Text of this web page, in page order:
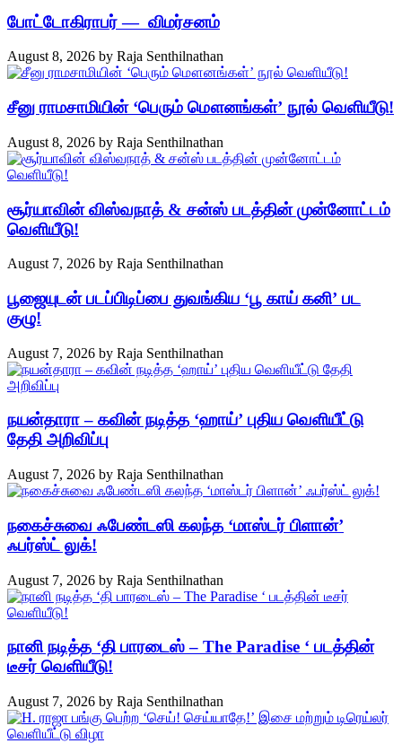
போட்டோகிராபர் — விமர்சனம்
August 8, 2026 by Raja Senthilnathan
சீனு ராமசாமியின் ‘பெரும் மௌனங்கள்’ நூல் வெளியீடு!
August 8, 2026 by Raja Senthilnathan
சூர்யாவின் விஸ்வநாத் & சன்ஸ் படத்தின் முன்னோட்டம்
வெளியீடு!
August 7, 2026 by Raja Senthilnathan
பூஜையுடன் படப்பிடிப்பை துவங்கிய ‘பூ காய் கனி’ பட
குழு!
August 7, 2026 by Raja Senthilnathan
நயன்தாரா – கவின் நடித்த ‘ஹாய்’ புதிய வெளியீட்டு
தேதி அறிவிப்பு
August 7, 2026 by Raja Senthilnathan
நகைச்சுவை ஃபேண்டஸி கலந்த ‘மாஸ்டர் பிளான்’
ஃபர்ஸ்ட் லுக்!
August 7, 2026 by Raja Senthilnathan
நானி நடித்த ‘தி பாரடைஸ் – The Paradise ‘ படத்தின்
டீசர் வெளியீடு!
August 7, 2026 by Raja Senthilnathan